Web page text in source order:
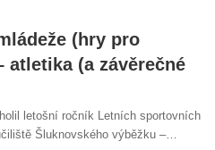
(hry pro
atletika (a závěrečné
letošní ročník Letních sportovních
Šluknovského výběžku –…